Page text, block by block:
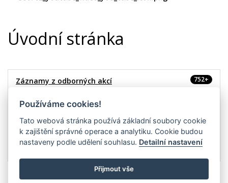
Úvodní stránka
752+
Záznamy z odborných akcí
Záznamy webinářů
3265+
Prezentace z akcí
10+
Používáme cookies!
Tato webová stránka používá základní soubory cookie
k zajištění správné operace a analytiku. Cookie budou
nastaveny podle udělení souhlasu. Detailní nastavení
Přijmout vše